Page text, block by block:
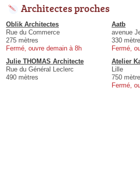
Architectes proches
Oblik Architectes
Rue du Commerce
275 mètres
Fermé, ouvre demain à 8h
Aatb
avenue
330
Fermé,
Julie THOMAS Architecte
Rue du Général Leclerc
490 mètres
Atelier
Lille
750
Fermé,